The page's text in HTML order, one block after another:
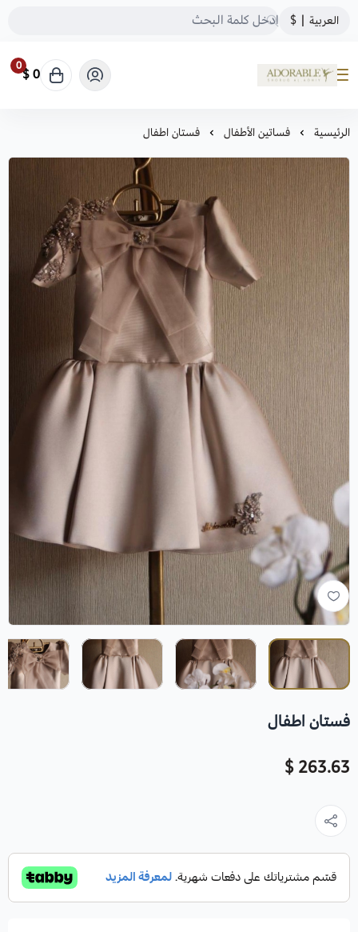
العربية |
$
ADORABLE
0 0 $
الرئيسية فساتين الأطفال فستان اطفال
فستان اطفال
263.63 $